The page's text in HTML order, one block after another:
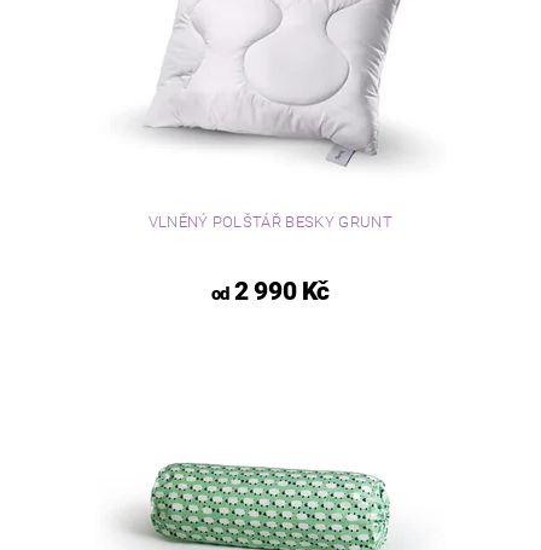
VLNĚNÝ POLŠTÁŘ BESKY GRUNT
od2 990 Kč